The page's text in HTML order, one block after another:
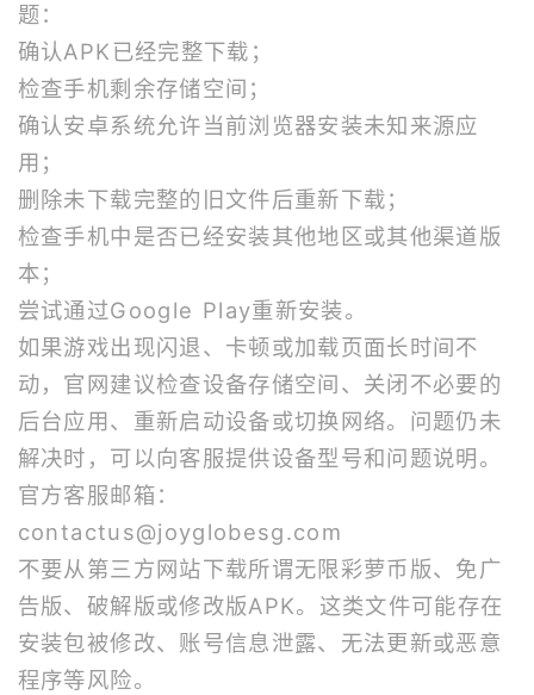
题：
确认APK已经完整下载；
检查手机剩余存储空间；
确认安卓系统允许当前浏览器安装未知来源应
用；
删除未下载完整的旧文件后重新下载；
检查手机中是否已经安装其他地区或其他渠道版
本；
尝试通过Google Play重新安装。
如果游戏出现闪退、卡顿或加载页面长时间不
动，官网建议检查设备存储空间、关闭不必要的
后台应用、重新启动设备或切换网络。问题仍未
解决时，可以向客服提供设备型号和问题说明。
官方客服邮箱：
contactus@joyglobesg.com
不要从第三方网站下载所谓无限彩萝币版、免广
告版、破解版或修改版APK。这类文件可能存在
安装包被修改、账号信息泄露、无法更新或恶意
程序等风险。